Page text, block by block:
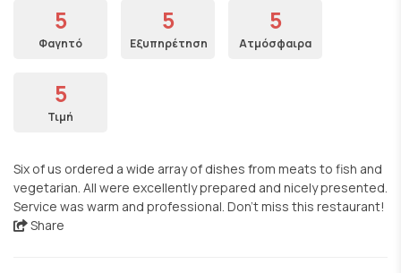
5
Φαγητό
5
Εξυπηρέτηση
5
Ατμόσφαιρα
5
Τιμή
Six of us ordered a wide array of dishes from meats to fish and
vegetarian. All were excellently prepared and nicely presented.
Service was warm and professional. Don’t miss this restaurant!
Share